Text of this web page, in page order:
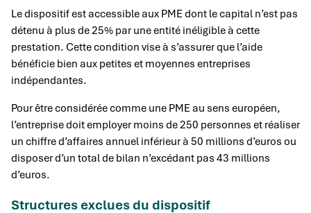
Le dispositif est accessible aux PME dont le capital n’est pas
détenu à plus de 25% par une entité inéligible à cette
prestation. Cette condition vise à s’assurer que l’aide
bénéficie bien aux petites et moyennes entreprises
indépendantes.
Pour être considérée comme une PME au sens européen,
l’entreprise doit employer moins de 250 personnes et réaliser
un chiffre d’affaires annuel inférieur à 50 millions d’euros ou
disposer d’un total de bilan n’excédant pas 43 millions
d’euros.
Structures exclues du dispositif